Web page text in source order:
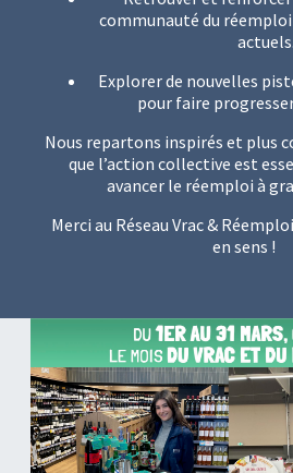
communauté du
actuels.
Explorer de nouvelles
pour faire
Nous repartons inspirés et plus
que l’action collective est
avancer le réemploi à
Merci au Réseau Vrac &
en sens !